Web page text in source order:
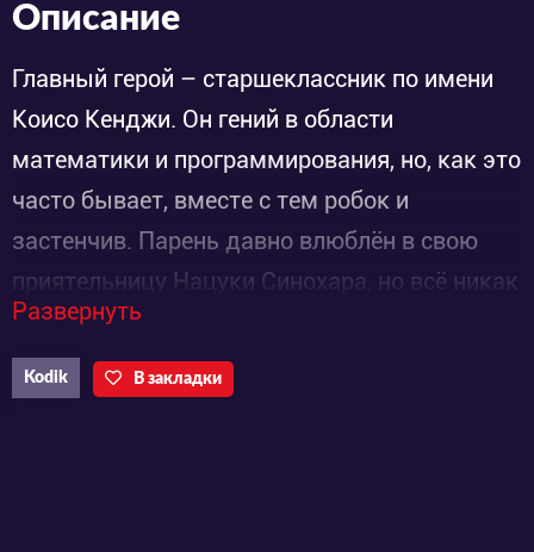
Описание
Главный герой – старшеклассник по имени
Коисо Кенджи. Он гений в области
математики и программирования, но, как это
часто бывает, вместе с тем робок и
застенчив. Парень давно влюблён в свою
приятельницу Нацуки Синохара, но всё никак
не может признаться ей в чувствах. Но, о
чудо! Она неожиданно приглашает его в
поездку к своим родственникам.
Развернуть
Kodik В закладки